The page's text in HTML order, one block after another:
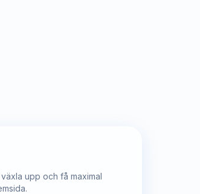
upp och få maximal